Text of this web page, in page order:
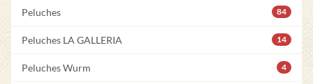
Peluches 84
Peluches LA GALLERIA 14
Peluches Wurm 4